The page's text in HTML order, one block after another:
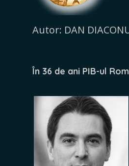
Autor: DAN
În 36 de ani PIB-ul